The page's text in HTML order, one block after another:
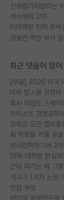
신생랩가지말라는
석사생의 고민
정출연 학연 박사
최근 댓글이 많
미박 탑스쿨 유학이
혹시 이정도 스펙
카이스트 경영공학
장학금 모은 랩비통
AI 학회들 거품 슬
SPK 대학원 현실
근데 여기는 왜 그
석사가 1저자 논문
면접 복장
편입생 학부연구생